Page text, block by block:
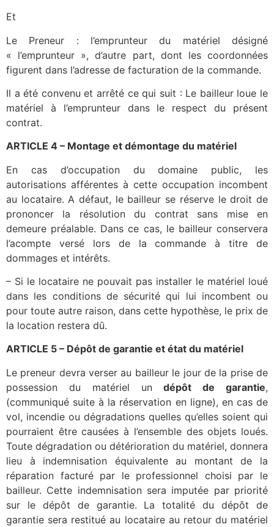
Et
Le Preneur : l’emprunteur du matériel désigné
« l’emprunteur », d’autre part, dont les coordonnées
figurent dans l’adresse de facturation de la commande.
Il a été convenu et arrêté ce qui suit : Le bailleur loue le
matériel à l’emprunteur dans le respect du présent
contrat.
ARTICLE 4 – Montage et démontage du matériel
En cas d’occupation du domaine public, les
autorisations afférentes à cette occupation incombent
au locataire. A défaut, le bailleur se réserve le droit de
prononcer la résolution du contrat sans mise en
demeure préalable. Dans ce cas, le bailleur conservera
l’acompte versé lors de la commande à titre de
dommages et intérêts.
– Si le locataire ne pouvait pas installer le matériel loué
dans les conditions de sécurité qui lui incombent ou
pour toute autre raison, dans cette hypothèse, le prix de
la location restera dû.
ARTICLE 5 – Dépôt de garantie et état du matériel
Le preneur devra verser au bailleur le jour de la prise de
possession du matériel un dépôt de garantie,
(communiqué suite à la réservation en ligne), en cas de
vol, incendie ou dégradations quelles qu’elles soient qui
pourraient être causées à l’ensemble des objets loués.
Toute dégradation ou détérioration du matériel, donnera
lieu à indemnisation équivalente au montant de la
réparation facturé par le professionnel choisi par le
bailleur. Cette indemnisation sera imputée par priorité
sur le dépôt de garantie. La totalité du dépôt de
garantie sera restitué au locataire au retour du matériel